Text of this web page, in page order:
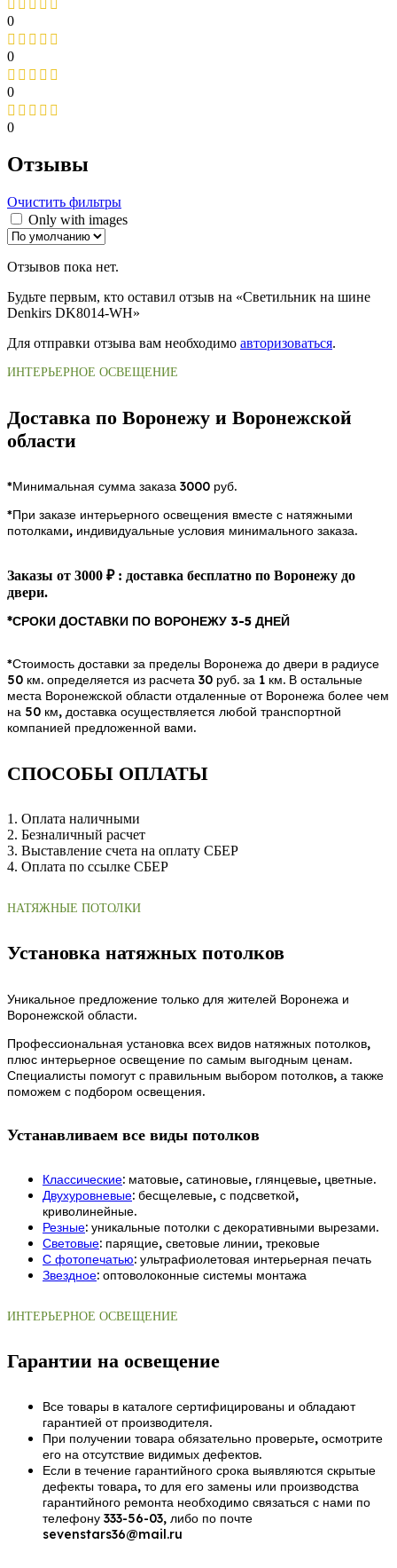
0
0
0
0
Отзывы
Очистить фильтры
Only with images
Отзывов пока нет.
Будьте первым, кто оставил отзыв на «Светильник на шине
Denkirs DK8014-WH»
Для отправки отзыва вам необходимо авторизоваться.
ИНТЕРЬЕРНОЕ ОСВЕЩЕНИЕ
Доставка по Воронежу и Воронежской
области
*Минимальная сумма заказа 3000 руб.
*При заказе интерьерного освещения вместе с натяжными
потолками, индивидуальные условия минимального заказа.
Заказы от 3000 ₽ : доставка бесплатно по Воронежу до
двери.
*СРОКИ ДОСТАВКИ ПО ВОРОНЕЖУ 3-5 ДНЕЙ
*Стоимость доставки за пределы Воронежа до двери в радиусе
50 км. определяется из расчета 30 руб. за 1 км. В остальные
места Воронежской области отдаленные от Воронежа более чем
на 50 км, доставка осуществляется любой транспортной
компанией предложенной вами.
СПОСОБЫ ОПЛАТЫ
1. Оплата наличными
2. Безналичный расчет
3. Выставление счета на оплату СБЕР
4. Оплата по ссылке СБЕР
НАТЯЖНЫЕ ПОТОЛКИ
Установка натяжных потолков
Уникальное предложение только для жителей Воронежа и
Воронежской области.
Профессиональная установка всех видов натяжных потолков,
плюс интерьерное освещение по самым выгодным ценам.
Специалисты помогут с правильным выбором потолков, а также
поможем с подбором освещения.
Устанавливаем все виды потолков
Классические: матовые, сатиновые, глянцевые, цветные.
Двухуровневые: бесщелевые, с подсветкой,
криволинейные.
Резные: уникальные потолки с декоративными вырезами.
Световые: парящие, световые линии, трековые
С фотопечатью: ультрафиолетовая интерьерная печать
Звездное: оптоволоконные системы монтажа
ИНТЕРЬЕРНОЕ ОСВЕЩЕНИЕ
Гарантии на освещение
Все товары в каталоге сертифицированы и обладают
гарантией от производителя.
При получении товара обязательно проверьте, осмотрите
его на отсутствие видимых дефектов.
Если в течение гарантийного срока выявляются скрытые
дефекты товара, то для его замены или производства
гарантийного ремонта необходимо связаться с нами по
телефону 333-56-03, либо по почте
sevenstars36@mail.ru